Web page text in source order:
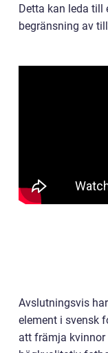
Detta kan leda till
begränsning av
Avslutningsvis
element i svensk
att främja kvinnor